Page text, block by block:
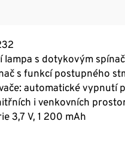
lampa s dotykovým
s funkcí postupného
automatické vypnutí
i venkovních
3,7 V, 1 200 mAh
šetrná k povrchu